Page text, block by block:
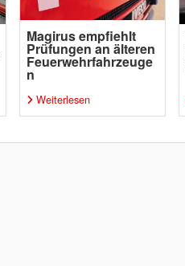
Magirus empfiehlt
Prüfungen an älteren
Feuerwehrfahrzeuge
n
Weiterlesen